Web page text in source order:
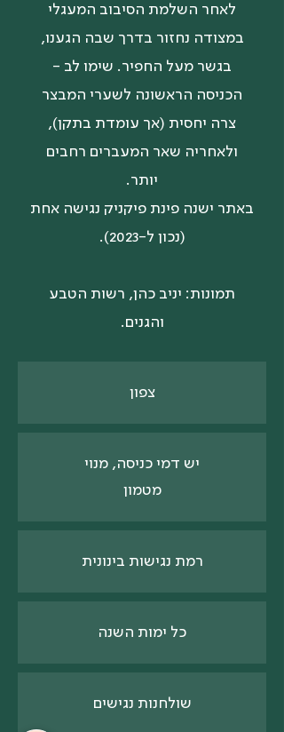
לאחר השלמת הסיבוב המעגלי
במצודה נחזור בדרך שבה הגענו,
בגשר מעל החפיר. שימו לב -
הכניסה הראשונה לשערי המבצר
צרה יחסית (אך עומדת בתקן),
ולאחריה שאר המעברים רחבים
יותר.
באתר ישנה פינת פיקניק נגישה אחת
(נכון ל-2023).
תמונות: יניב כהן, רשות הטבע
והגנים.
צפון
יש דמי כניסה, מנוי
מטמון
רמת נגישות בינונית
כל ימות השנה
שולחנות נגישים